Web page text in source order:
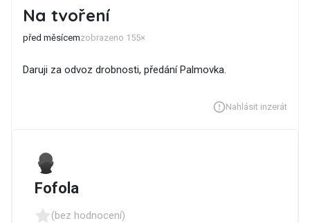
Na tvoření
před měsícemzobrazeno 155×
Daruji za odvoz drobnosti, předání Palmovka.
Nahlásit inzerát
Fofola
(bez hodnocení)